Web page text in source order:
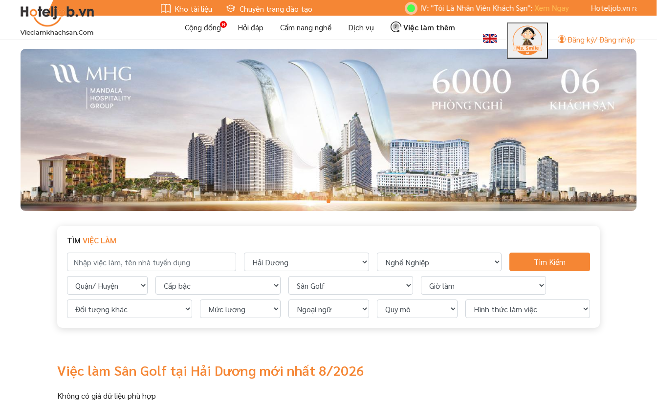
Kho tài liệu Chuyên trang đào tạo Hoteljob MV: "Tôi Là Nhân Viên Khách Sạn":Xem Ngay
Hoteljob.vn ra mắt
Cộng đồng
Hỏi đáp Cẩm nang nghề Dịch vụ
Việc làm thêm
Đăng ký/ Đăng nhập
TÌM VIỆC LÀM
Tìm Kiếm
Việc làm Sân Golf tại Hải Dương mới nhất 8/2026
Không có giá dữ liệu phù hợp